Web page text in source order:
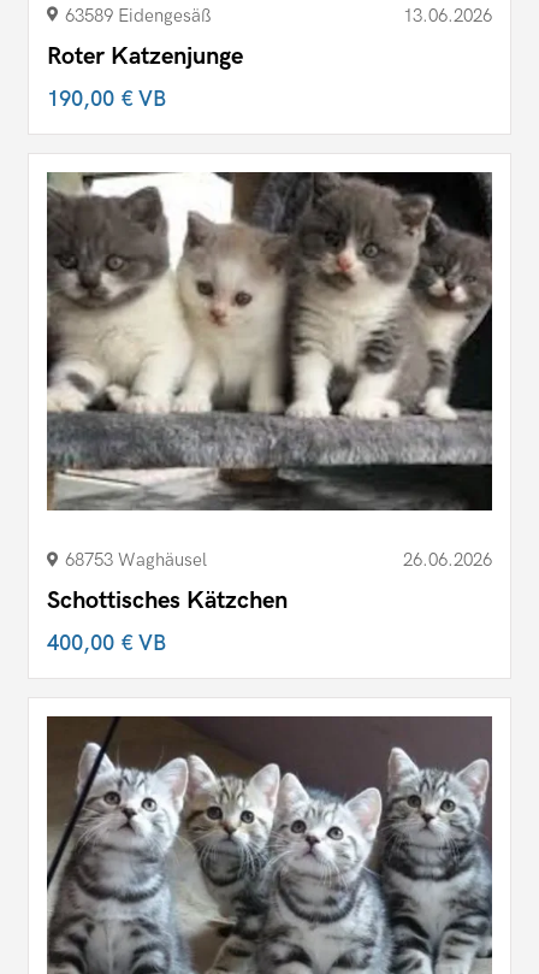
63589 Eidengesäß 13.06.2026
Roter Katzenjunge
190,00 €VB
68753 Waghäusel 26.06.2026
Schottisches Kätzchen
400,00 €VB